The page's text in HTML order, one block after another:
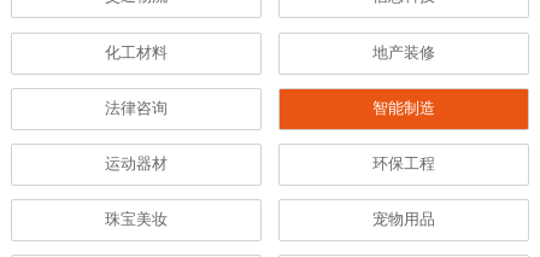
化工材料 地产装修
法律咨询 智能制造
运动器材 环保工程
珠宝美妆 宠物用品